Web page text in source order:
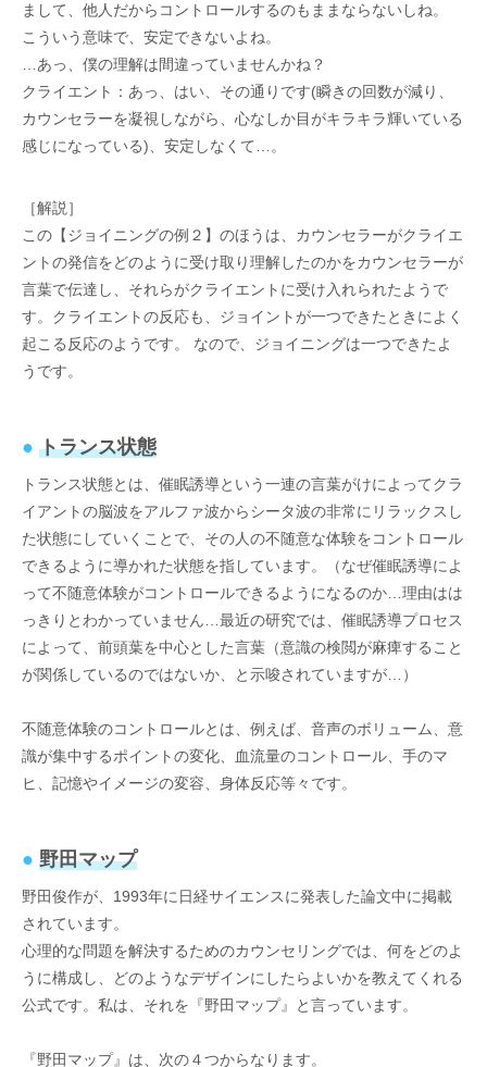
まして、他人だからコントロールするのもままならないしね。
こういう意味で、安定できないよね。
…あっ、僕の理解は間違っていませんかね？
クライエント：あっ、はい、その通りです(瞬きの回数が減り、
カウンセラーを凝視しながら、心なしか目がキラキラ輝いている
感じになっている)、安定しなくて…。
［解説］
この【ジョイニングの例２】のほうは、カウンセラーがクライエ
ントの発信をどのように受け取り理解したのかをカウンセラーが
言葉で伝達し、それらがクライエントに受け入れられたようで
す。クライエントの反応も、ジョイントが一つできたときによく
起こる反応のようです。 なので、ジョイニングは一つできたよ
うです。
● トランス状態
トランス状態とは、催眠誘導という一連の言葉がけによってクラ
イアントの脳波をアルファ波からシータ波の非常にリラックスし
た状態にしていくことで、その人の不随意な体験をコントロール
できるように導かれた状態を指しています。（なぜ催眠誘導によ
って不随意体験がコントロールできるようになるのか…理由はは
っきりとわかっていません…最近の研究では、催眠誘導プロセス
によって、前頭葉を中心とした言葉（意識の検閲が麻痺すること
が関係しているのではないか、と示唆されていますが…）
不随意体験のコントロールとは、例えば、音声のボリューム、意
識が集中するポイントの変化、血流量のコントロール、手のマ
ヒ、記憶やイメージの変容、身体反応等々です。
● 野田マップ
野田俊作が、1993年に日経サイエンスに発表した論文中に掲載
されています。
心理的な問題を解決するためのカウンセリングでは、何をどのよ
うに構成し、どのようなデザインにしたらよいかを教えてくれる
公式です。私は、それを『野田マップ』と言っています。
『野田マップ』は、次の４つからなります。